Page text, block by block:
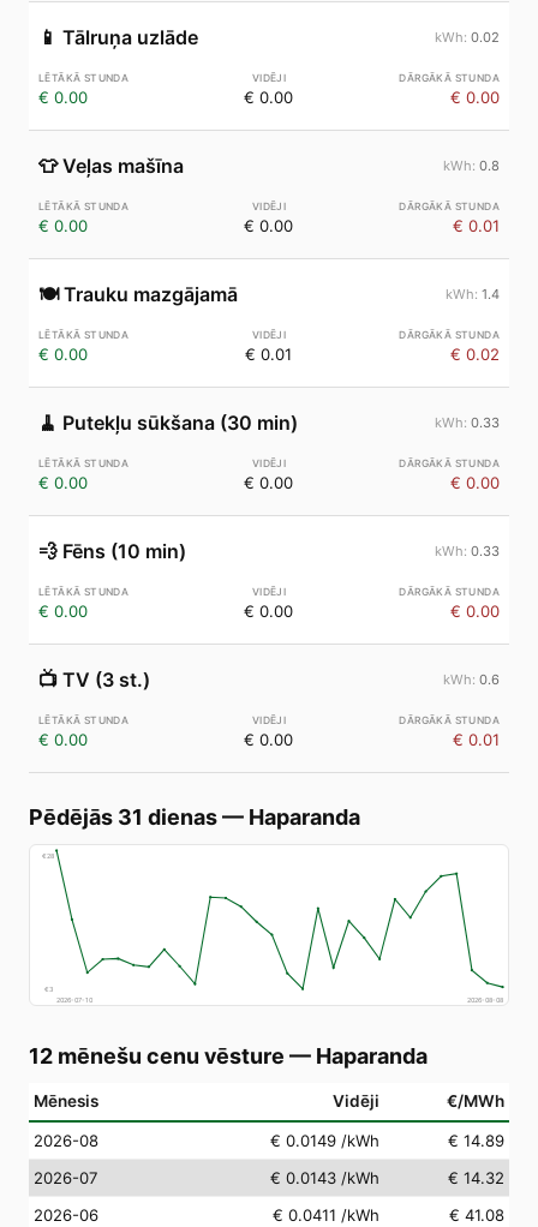
📱 Tālruņa uzlāde 0.02
€ 0.00 € 0.00 € 0.00
👕 Veļas mašīna 0.8
€ 0.00 € 0.00 € 0.01
🍽️ Trauku mazgājamā 1.4
€ 0.00 € 0.01 € 0.02
🧹 Putekļu sūkšana (30 min) 0.33
€ 0.00 € 0.00 € 0.00
💨 Fēns (10 min) 0.33
€ 0.00 € 0.00 € 0.00
📺 TV (3 st.) 0.6
€ 0.00 € 0.00 € 0.01
Pēdējās 31 dienas— Haparanda
€28
€3
2026-07-10
2026-08-08
12 mēnešu cenu vēsture — Haparanda
Mēnesis Vidēji €/MWh
2026-08 € 0.0149 /kWh
€ 14.89
2026-07
€ 0.0143 /kWh
€ 14.32
2026-06
€ 0.0411 /kWh
€ 41.08